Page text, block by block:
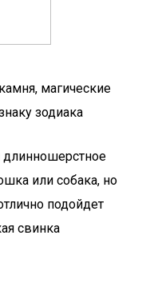
магические
зодиака
длинношерстное
или собака, но
подойдет
свинка